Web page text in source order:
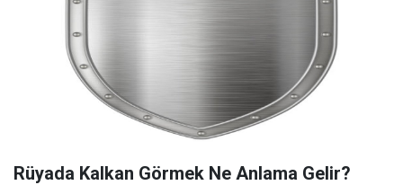
Rüyada Kalkan Görmek Ne Anlama Gelir?